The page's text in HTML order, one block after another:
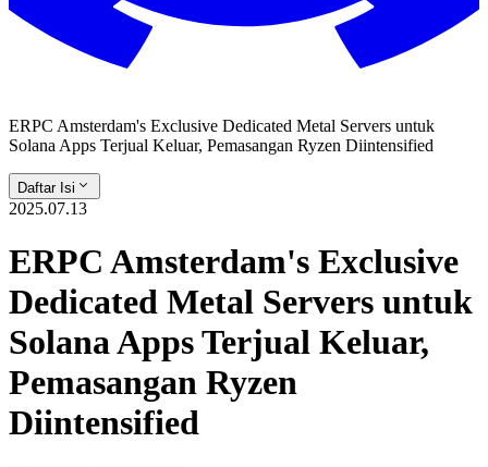
ERPC Amsterdam's Exclusive Dedicated Metal Servers untuk
Solana Apps Terjual Keluar, Pemasangan Ryzen Diintensified
Daftar Isi
2025.07.13
ERPC Amsterdam's Exclusive
Dedicated Metal Servers untuk
Solana Apps Terjual Keluar,
Pemasangan Ryzen
Diintensified